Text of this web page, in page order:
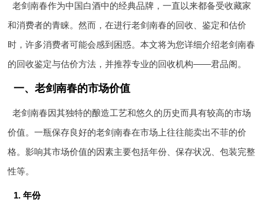
老剑南春作为中国白酒中的经典品牌，一直以来都备受收藏家
和消费者的青睐。然而，在进行老剑南春的回收、鉴定和估价
时，许多消费者可能会感到困惑。本文将为您详细介绍老剑南春
的回收鉴定与估价方法，并推荐专业的回收机构——君品阁。
一、老剑南春的市场价值
老剑南春因其独特的酿造工艺和悠久的历史而具有较高的市场
价值。一瓶保存良好的老剑南春在市场上往往能卖出不菲的价
格。影响其市场价值的因素主要包括年份、保存状况、包装完整
性等。
1. 年份